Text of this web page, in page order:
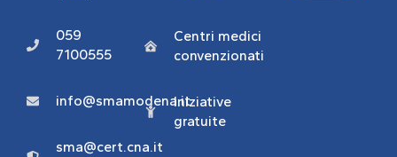
059
7100555
info@smamodena.it
sma@cert.cna.it
Centri medici
convenzionati
Iniziative
gratuite